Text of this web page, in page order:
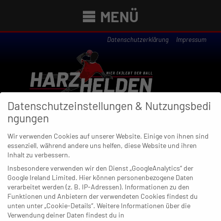
MENÜ
Datenschutzerklärung Impressum
Newsübersicht
15. MÄRZ 2022
Opladen gibt alles – und hat nichts
in der Hand
Datenschutzeinstellungen & Nutzungsbedi
ngungen
Wir verwenden Cookies auf unserer Website. Einige von ihnen sind
essenziell, während andere uns helfen, diese Website und ihren
Inhalt zu verbessern.
Insbesondere verwenden wir den Dienst „GoogleAnalytics“ der
Google Ireland Limited. Hier können personenbezogene Daten
verarbeitet werden (z. B. IP-Adressen). Informationen zu den
Funktionen und Anbietern der verwendeten Cookies findest du
unten unter „Cookie-Details“. Weitere Informationen über die
Verwendung deiner Daten findest du in